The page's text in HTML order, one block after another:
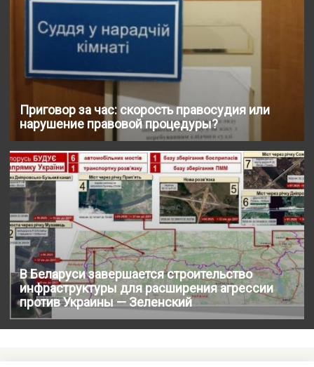
Приговор за час: скорость правосудия или
нарушение правовой процедуры?
В Беларуси завершается строительство
инфраструктуры для расширения агрессии
против Украины — Зеленский